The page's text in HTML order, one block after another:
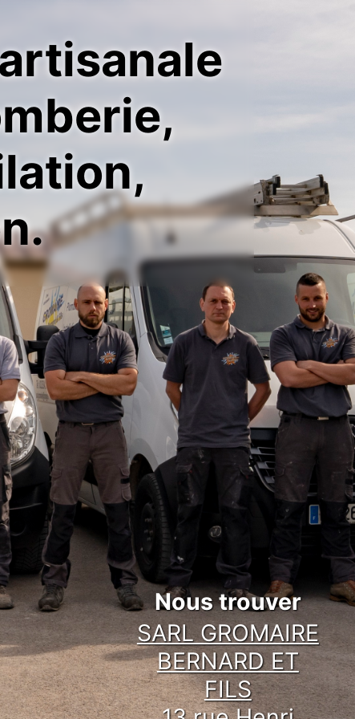
Nous trouver
SARL GROMAIRE
BERNARD ET
FILS